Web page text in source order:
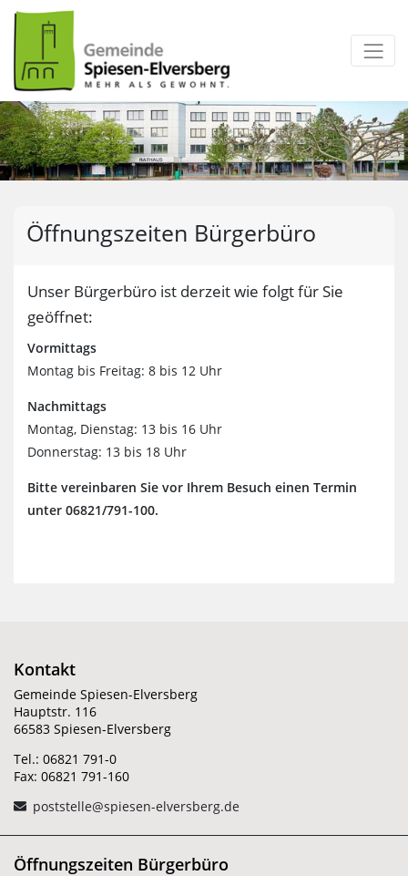
zum Inhalt
Öffnungszeiten Bürgerbüro
Unser Bürgerbüro ist derzeit wie folgt für Sie
geöffnet:
Vormittags
Montag bis Freitag: 8 bis 12 Uhr
Nachmittags
Montag, Dienstag: 13 bis 16 Uhr
Donnerstag: 13 bis 18 Uhr
Bitte vereinbaren Sie vor Ihrem Besuch einen Termin
unter 06821/791-100.
Kontakt
Gemeinde Spiesen-Elversberg
Hauptstr. 116
66583 Spiesen-Elversberg
Tel.: 06821 791-0
Fax: 06821 791-160
poststelle@spiesen-elversberg.de
Öffnungszeiten Bürgerbüro